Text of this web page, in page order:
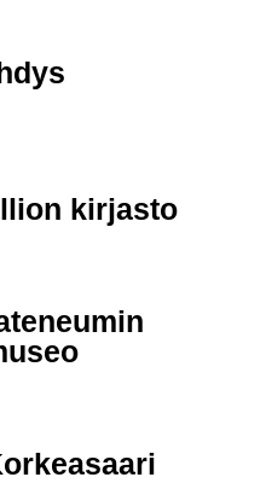
kirjasto